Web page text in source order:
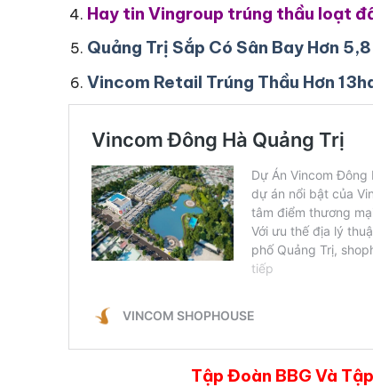
Hay tin Vingroup trúng thầu loạt
Quảng Trị Sắp Có Sân Bay Hơn
Vincom Retail Trúng Thầu Hơn
Tập Đoàn BBG Và